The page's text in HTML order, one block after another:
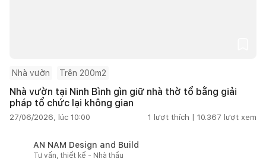
Nhà vườn Trên 200m2
Nhà vườn tại Ninh Bình gìn giữ nhà thờ tổ bằng giải
pháp tổ chức lại không gian
27/06/2026, lúc 10:00 1 lượt thích | 10.367 lượt xem
AN NAM Design and Build
Tư vấn, thiết kế - Nhà thầu